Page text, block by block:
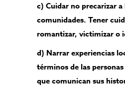
c) Cuidar no precarizar a
comunidades. Tener
romantizar, victimizar o
d) Narrar experiencias
términos de las
que comunican sus